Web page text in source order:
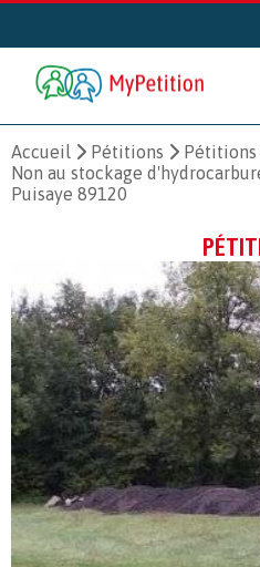
Accueil Pétitions
Non au stockage
Puisaye 89120